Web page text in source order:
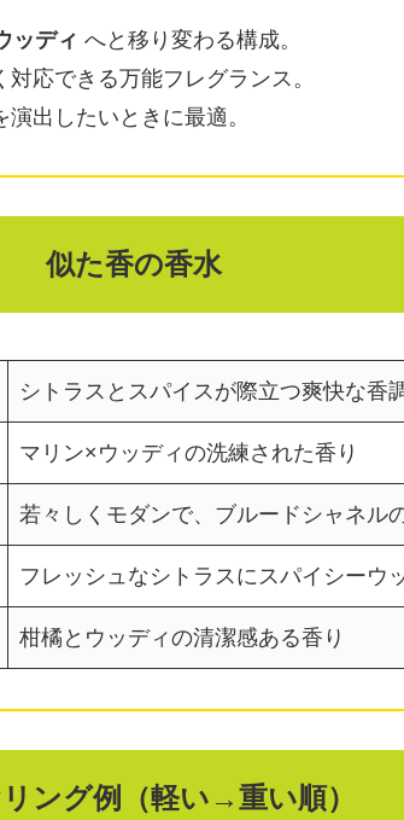
ッディ へと移り変わる構成。
応できる万能フレグランス。
出したいときに最適。
似た香の香水
シトラスとスパイスが際立つ爽快な香
マリン×ウッディの洗練された香り
若々しくモダンで、ブルードシャネル
フレッシュなシトラスにスパイシーウ
柑橘とウッディの清潔感ある香り
ング例（軽い→重い順）